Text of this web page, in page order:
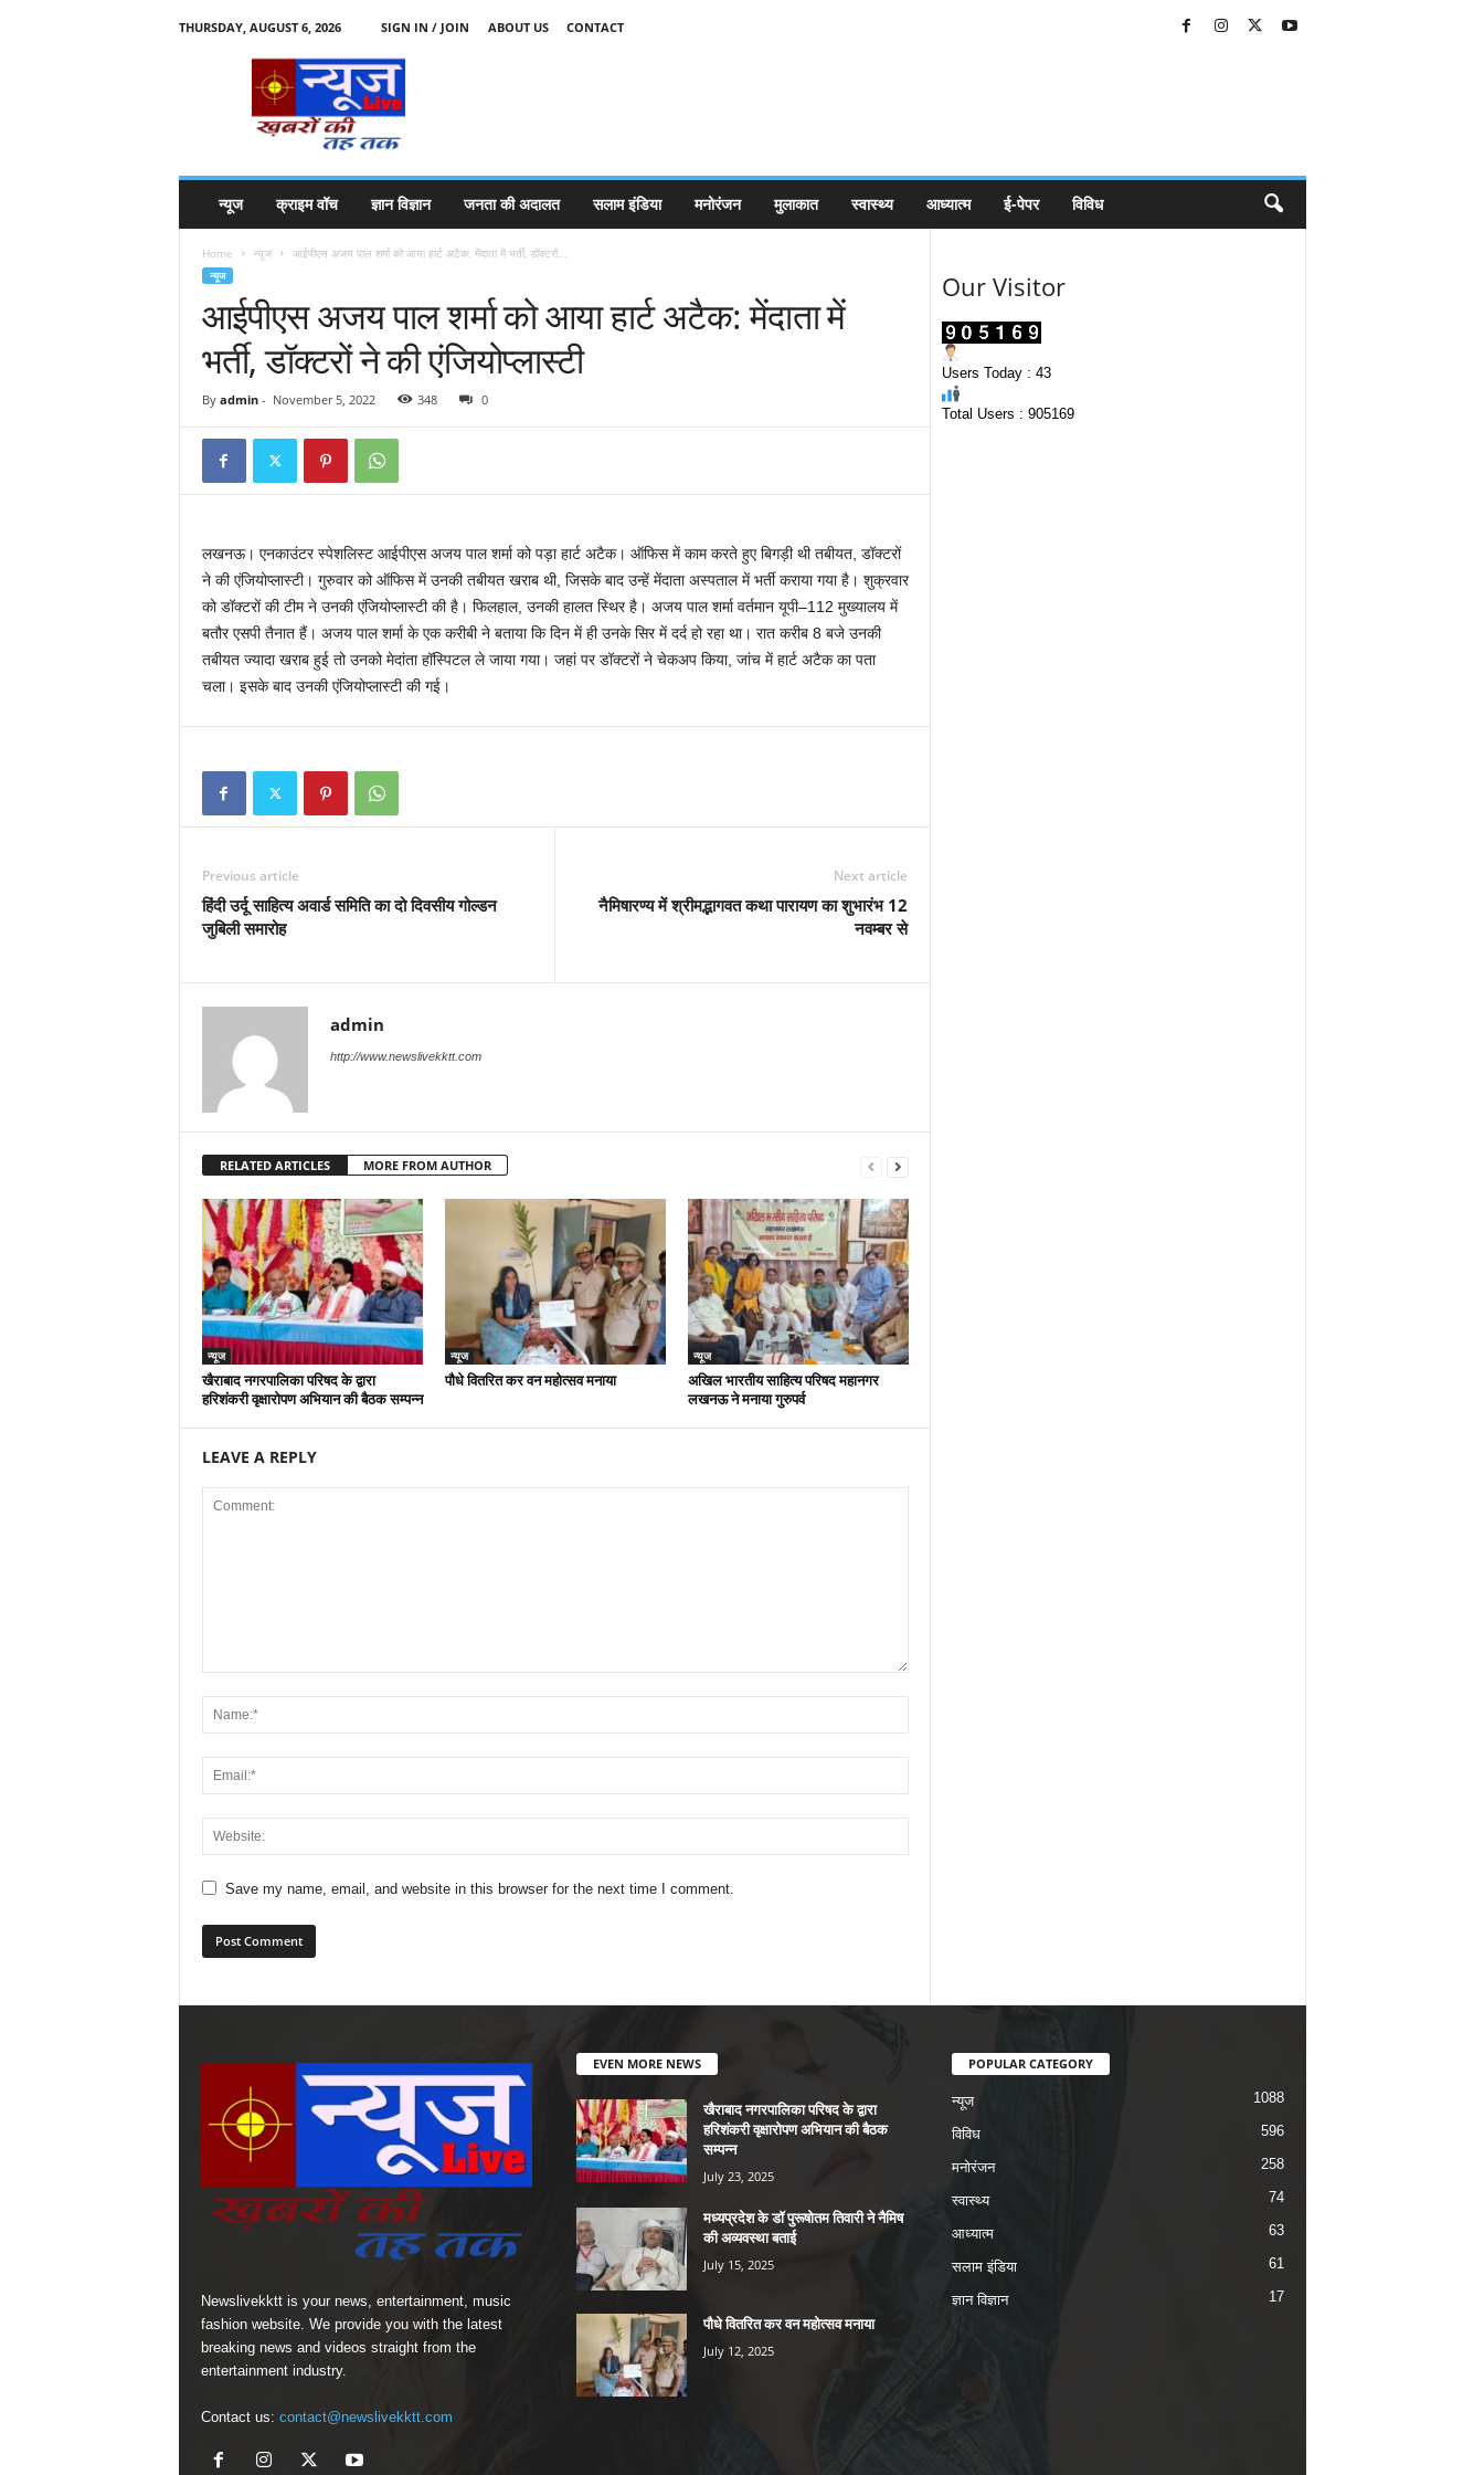
THURSDAY, AUGUST 6, 2026 SIGN IN / JOIN ABOUT US
CONTACT
न्यूज क्राइम वॉच ज्ञान विज्ञान जनता की अदालत सलाम इंडिया मनोरंजन मुलाकात स्वास्थ्य आध्यात्म ई-पेपर विविध
Home न्यूज आईपीएस अजय पाल शर्मा को आया हार्ट अटैक: मेंदाता में भर्ती, डॉक्टरों...
न्यूज
आईपीएस अजय पाल शर्मा को आया हार्ट अटैक: मेंदाता में
भर्ती, डॉक्टरों ने की एंजियोप्लास्टी
By admin- November 5, 2022 348 0
लखनऊ। एनकाउंटर स्पेशलिस्ट आईपीएस अजय पाल शर्मा को पड़ा हार्ट अटैक। ऑफिस में काम करते हुए बिगड़ी थी तबीयत, डॉक्टरों
ने की एंजियोप्लास्टी। गुरुवार को ऑफिस में उनकी तबीयत खराब थी, जिसके बाद उन्हें मेंदाता अस्पताल में भर्ती कराया गया है। शुक्रवार
को डॉक्टरों की टीम ने उनकी एंजियोप्लास्टी की है। फिलहाल, उनकी हालत स्थिर है। अजय पाल शर्मा वर्तमान यूपी–112 मुख्यालय में
बतौर एसपी तैनात हैं। अजय पाल शर्मा के एक करीबी ने बताया कि दिन में ही उनके सिर में दर्द हो रहा था। रात करीब 8 बजे उनकी
तबीयत ज्यादा खराब हुई तो उनको मेदांता हॉस्पिटल ले जाया गया। जहां पर डॉक्टरों ने चेकअप किया, जांच में हार्ट अटैक का पता
चला। इसके बाद उनकी एंजियोप्लास्टी की गई।
Previous article
हिंदी उर्दू साहित्य अवार्ड समिति का दो दिवसीय गोल्डन
जुबिली समारोह
Next article
नैमिषारण्य में श्रीमद्भागवत कथा पारायण का शुभारंभ 12
नवम्बर से
admin
http://www.newslivekktt.com
RELATED ARTICLES MORE FROM AUTHOR
न्यूज
खैराबाद नगरपालिका परिषद के द्वारा
हरिशंकरी वृक्षारोपण अभियान की बैठक सम्पन्न
न्यूज
पौधे वितरित कर वन महोत्सव मनाया
न्यूज
अखिल भारतीय साहित्य परिषद महानगर
लखनऊ ने मनाया गुरुपर्व
LEAVE A REPLY
Save my name, email, and website in this browser for the next time I comment.
Our Visitor
Users Today : 43
Total Users : 905169
Newslivekktt is your news, entertainment, music
fashion website. We provide you with the latest
breaking news and videos straight from the
entertainment industry.
Contact us: contact@newslivekktt.com
EVEN MORE NEWS
खैराबाद नगरपालिका परिषद के द्वारा
हरिशंकरी वृक्षारोपण अभियान की बैठक
सम्पन्न
July 23, 2025
मध्यप्रदेश के डॉ पुरूषोतम तिवारी ने नैमिष
की अव्यवस्था बताई
July 15, 2025
पौधे वितरित कर वन महोत्सव मनाया
July 12, 2025
POPULAR CATEGORY
न्यूज 1088
विविध 596
मनोरंजन 258
स्वास्थ्य 74
आध्यात्म 63
सलाम इंडिया 61
ज्ञान विज्ञान 17